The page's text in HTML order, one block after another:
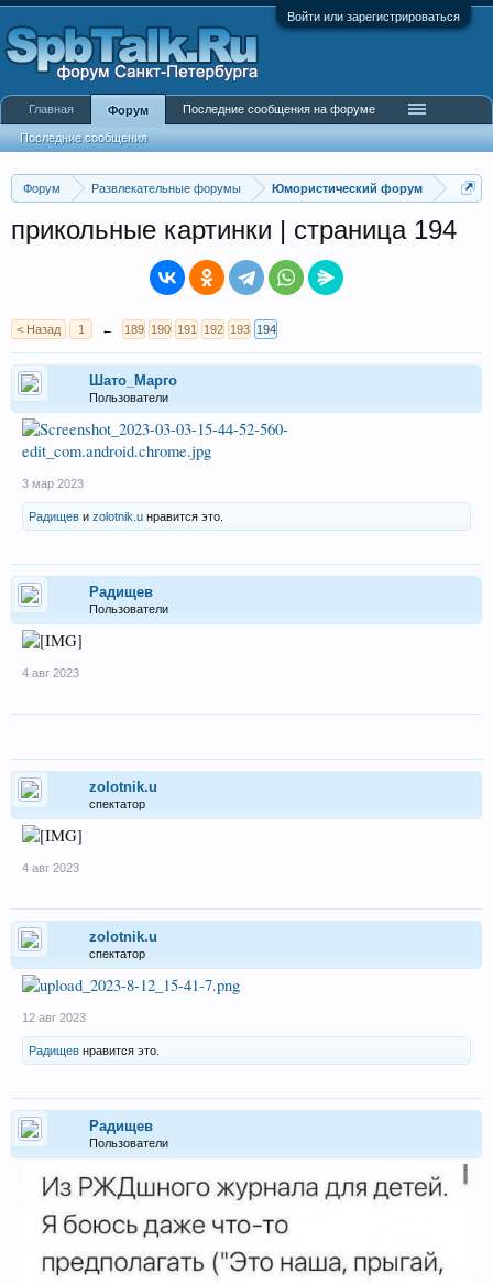
Войти или зарегистрироваться
Форум Развлекательные форумы Юмористический форум
прикольные картинки | страница 194
< Назад 1 ← 189 190 191 192 193 194
Шато_Марго
Пользователи
3 мар 2023
Радищев и zolotnik.u нравится это.
Радищев
Пользователи
4 авг 2023
zolotnik.u
спектатор
4 авг 2023
zolotnik.u
спектатор
12 авг 2023
Радищев нравится это.
Радищев
Пользователи
Главная Форум
Последние сообщения
Последние сообщения на форуме